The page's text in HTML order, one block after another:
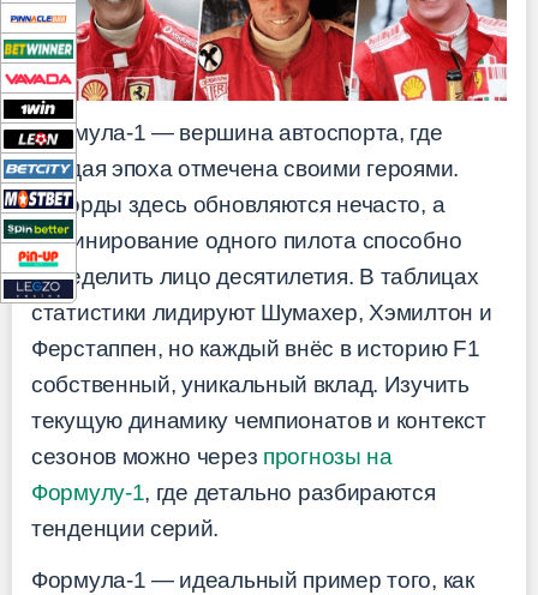
Формула-1 — вершина автоспорта, где
каждая эпоха отмечена своими героями.
Рекорды здесь обновляются нечасто, а
доминирование одного пилота способно
определить лицо десятилетия. В таблицах
статистики лидируют Шумахер, Хэмилтон и
Ферстаппен, но каждый внёс в историю F1
собственный, уникальный вклад. Изучить
текущую динамику чемпионатов и контекст
сезонов можно через прогнозы на
Формулу-1, где детально разбираются
тенденции серий.
Формула-1 — идеальный пример того, как